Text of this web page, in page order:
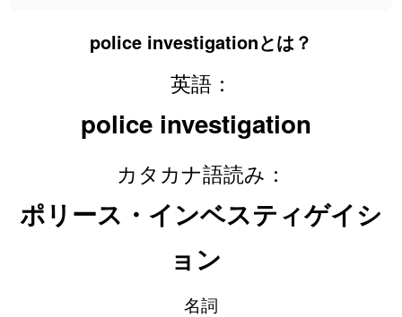
police investigationとは？
英語：
police investigation
カタカナ語読み：
ポリース・インベスティゲイシ
ョン
名詞